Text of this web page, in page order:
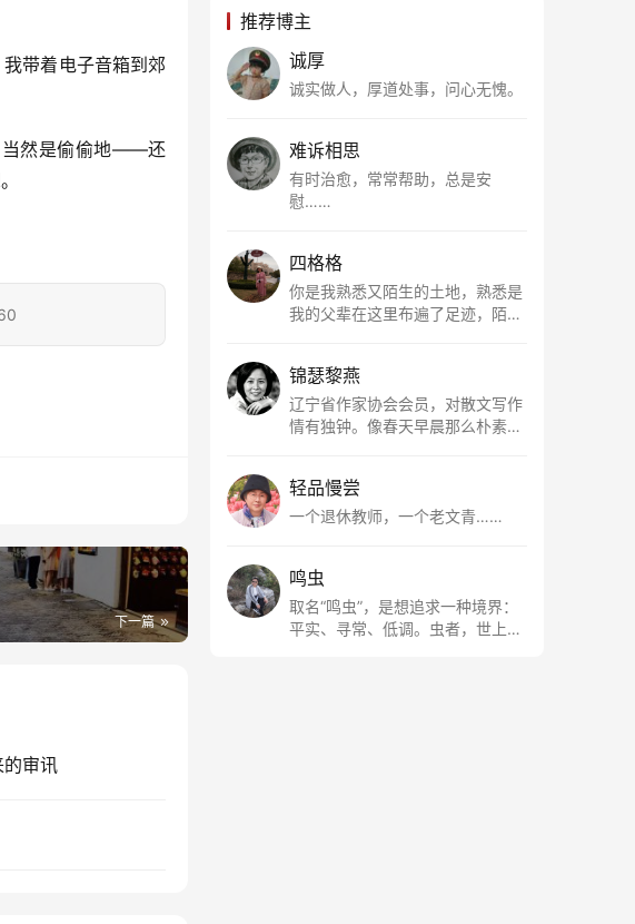
带着电子音箱到郊
当然是偷偷地——还
下一篇
审讯
推荐博主
诚厚
诚实做人，厚道处事，问心无愧。
难诉相思
有时治愈，常常帮助，总是安
慰……
四格格
你是我熟悉又陌生的土地，熟悉是
我的父辈在这里布遍了足迹，陌生
根所在，我用文字慢慢认识你、慢
慢熟悉你。
锦瑟黎燕
辽宁省作家协会会员，对散文写作
情有独钟。像春天早晨那么朴素，
轻品慢尝
一个退休教师，一个老文青……
鸣虫
取名“鸣虫”，是想追求一种境界：
平实、寻常、低调。虫者，世上最